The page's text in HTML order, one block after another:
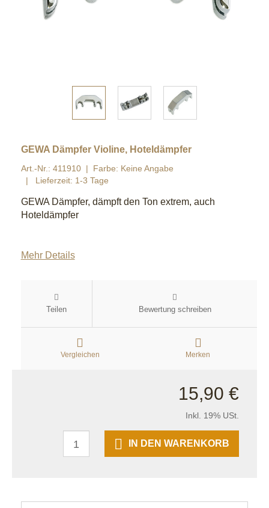
GEWA Dämpfer Violine, Hoteldämpfer
Art.-Nr.: 411910
Farbe: Keine Angabe
Lieferzeit: 1-3 Tage
GEWA Dämpfer, dämpft den Ton extrem, auch
Hoteldämpfer
Mehr Details
Teilen Bewertung schreiben
Vergleichen Merken
15,90 €
Inkl. 19% USt.
IN DEN WARENKORB